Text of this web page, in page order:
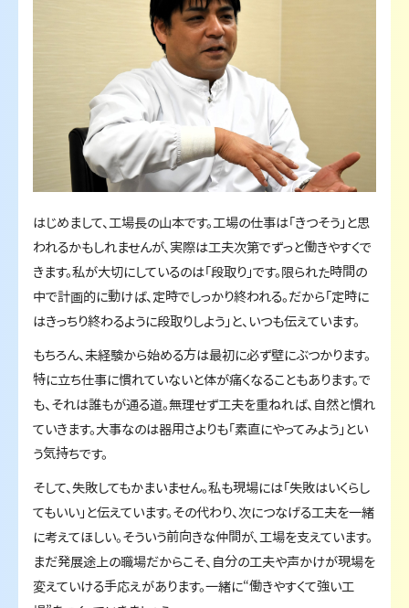
はじめまして、工場長の山本です。工場の仕事は「きつそう」と思
われるかもしれませんが、実際は工夫次第でずっと働きやすくで
きます。私が大切にしているのは「段取り」です。限られた時間の
中で計画的に動けば、定時でしっかり終われる。だから「定時に
はきっちり終わるように段取りしよう」と、いつも伝えています。
もちろん、未経験から始める方は最初に必ず壁にぶつかります。
特に立ち仕事に慣れていないと体が痛くなることもあります。で
も、それは誰もが通る道。無理せず工夫を重ねれば、自然と慣れ
ていきます。大事なのは器用さよりも「素直にやってみよう」とい
う気持ちです。
そして、失敗してもかまいません。私も現場には「失敗はいくらし
てもいい」と伝えています。その代わり、次につなげる工夫を一緒
に考えてほしい。そういう前向きな仲間が、工場を支えています。
まだ発展途上の職場だからこそ、自分の工夫や声かけが現場を
変えていける手応えがあります。一緒に“働きやすくて強い工